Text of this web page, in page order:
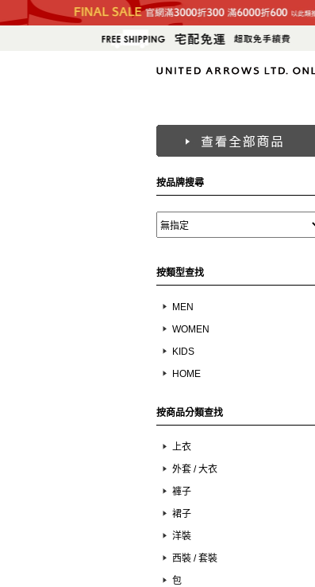
按品牌搜尋
按類型查找
MEN
WOMEN
KIDS
HOME
按商品分類查找
上衣
外套 / 大衣
褲子
裙子
洋裝
西裝 / 套裝
包